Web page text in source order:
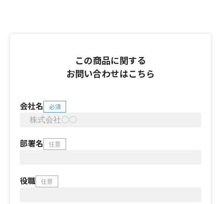
この商品に関する
お問い合わせはこちら
会社名 必須
部署名 任意
役職 任意